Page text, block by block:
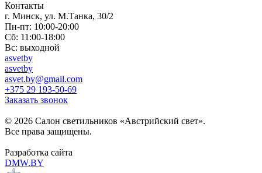
Контакты
г. Минск, ул. М.Танка, 30/2
Пн-пт: 10:00-20:00
Сб: 11:00-18:00
Вс: выходной
asvetby
asvetby
asvet.by@gmail.com
+375 29 193-50-69
Заказать звонок
© 2026 Салон светильников «Австрийский свет».
Все права защищены.
Разработка сайта
DMW.BY